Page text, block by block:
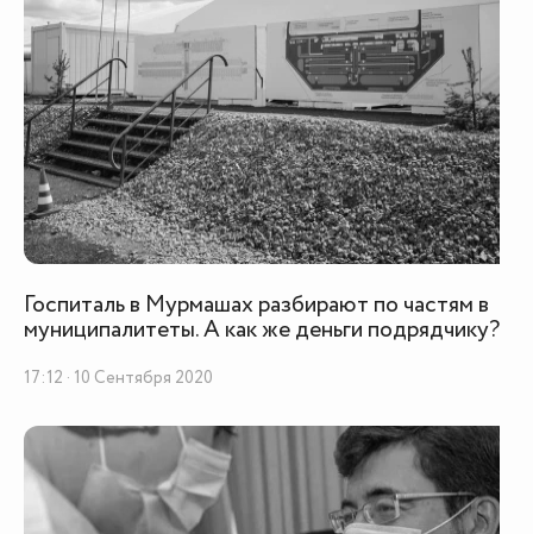
Госпиталь в Мурмашах разбирают по частям в
муниципалитеты. А как же деньги подрядчику?
17:12 · 10 Сентября 2020